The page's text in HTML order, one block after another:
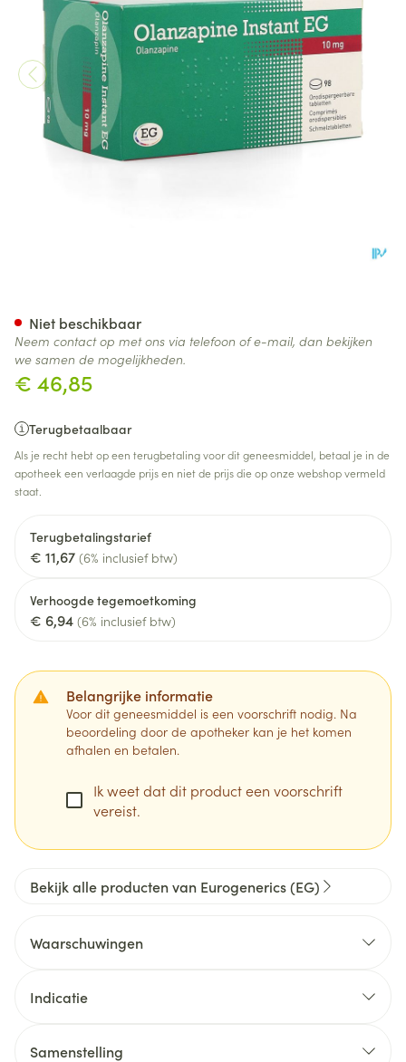
€ 46,85
Terugbetaalbaar
Als je recht hebt op een terugbetaling voor dit geneesmiddel, betaal je in de
apotheek een verlaagde prijs en niet de prijs die op onze webshop vermeld
staat.
Terugbetalingstarief
€ 11,67 (6% inclusief btw)
Verhoogde tegemoetkoming
€ 6,94 (6% inclusief btw)
Belangrijke informatie
Voor dit geneesmiddel is een voorschrift nodig. Na
beoordeling door de apotheker kan je het komen
afhalen en betalen.
Ik weet dat dit product een voorschrift
vereist.
Niet beschikbaar
Neem contact op met ons via telefoon of e-mail, dan bekijken
we samen de mogelijkheden.
Bekijk alle producten van Eurogenerics (EG)
Waarschuwingen
Indicatie
Samenstelling